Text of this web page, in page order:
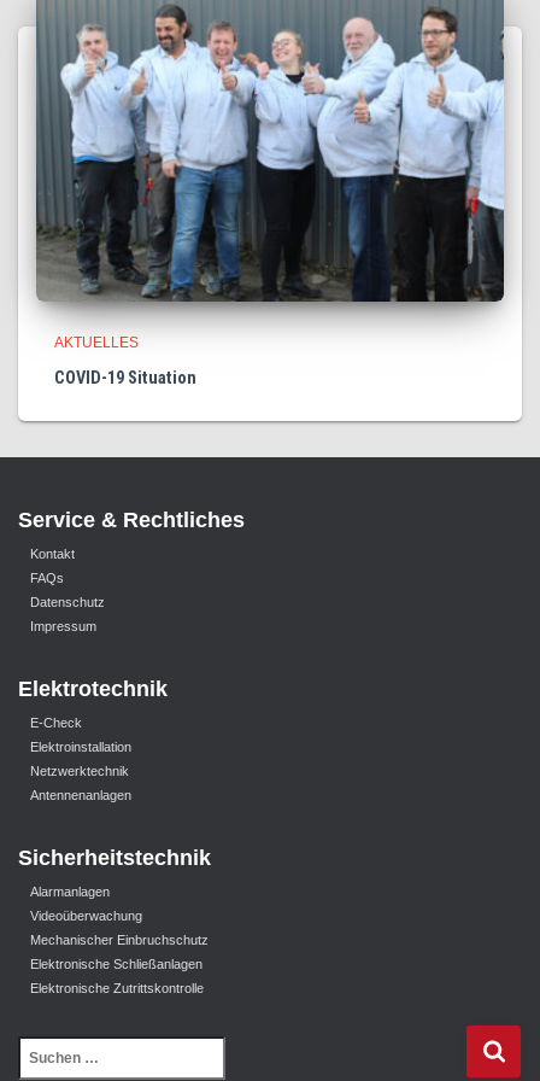
AKTUELLES
COVID-19 Situation
Service & Rechtliches
Kontakt
FAQs
Datenschutz
Impressum
Elektrotechnik
E-Check
Elektroinstallation
Netzwerktechnik
Antennenanlagen
Sicherheitstechnik
Alarmanlagen
Videoüberwachung
Mechanischer Einbruchschutz
Elektronische Schließanlagen
Elektronische Zutrittskontrolle